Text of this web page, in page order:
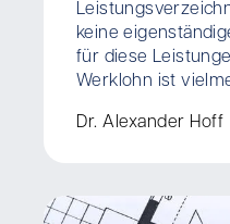
keine
für diese
Werklohn ist
Dr. Alexander Hoff